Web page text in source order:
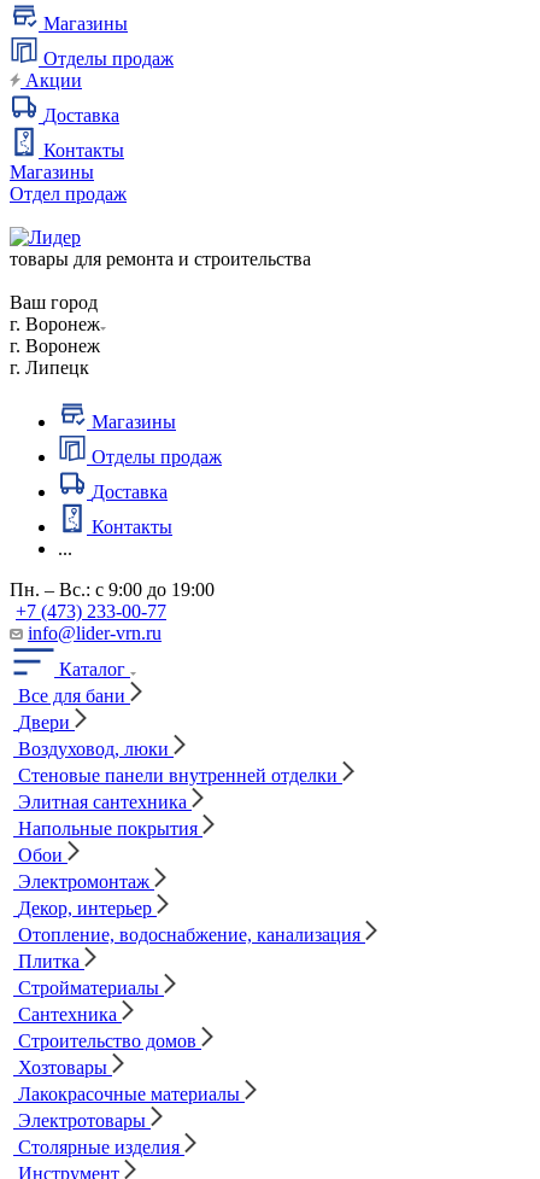
Магазины
Отделы продаж
Акции
Доставка
Контакты
Магазины
Отдел продаж
товары для ремонта и строительства
Ваш город
г. Воронеж
г. Воронеж
г. Липецк
Магазины
Отделы продаж
Доставка
Контакты
...
Пн. – Вс.: с 9:00 до 19:00
+7 (473) 233-00-77
info@lider-vrn.ru
Каталог
Все для бани
Двери
Воздуховод, люки
Стеновые панели внутренней отделки
Элитная сантехника
Напольные покрытия
Обои
Электромонтаж
Декор, интерьер
Отопление, водоснабжение, канализация
Плитка
Стройматериалы
Сантехника
Строительство домов
Хозтовары
Лакокрасочные материалы
Электротовары
Столярные изделия
Инструмент